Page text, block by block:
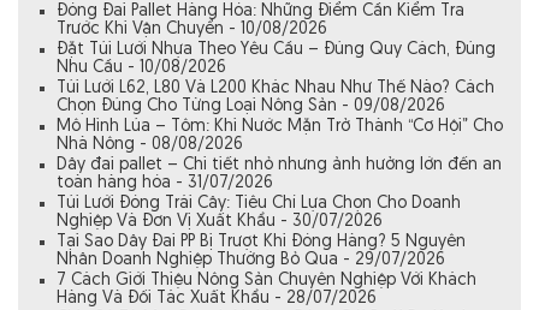
Đóng Đai Pallet Hàng Hóa: Những Điểm Cần Kiểm Tra
Trước Khi Vận Chuyển - 10/08/2026
Đặt Túi Lưới Nhựa Theo Yêu Cầu – Đúng Quy Cách, Đúng
Nhu Cầu - 10/08/2026
Túi Lưới L62, L80 Và L200 Khác Nhau Như Thế Nào? Cách
Chọn Đúng Cho Từng Loại Nông Sản - 09/08/2026
Mô Hình Lúa – Tôm: Khi Nước Mặn Trở Thành “Cơ Hội” Cho
Nhà Nông - 08/08/2026
Dây đai pallet – Chi tiết nhỏ nhưng ảnh hưởng lớn đến an
toàn hàng hóa - 31/07/2026
Túi Lưới Đóng Trái Cây: Tiêu Chí Lựa Chọn Cho Doanh
Nghiệp Và Đơn Vị Xuất Khẩu - 30/07/2026
Tại Sao Dây Đai PP Bị Trượt Khi Đóng Hàng? 5 Nguyên
Nhân Doanh Nghiệp Thường Bỏ Qua - 29/07/2026
7 Cách Giới Thiệu Nông Sản Chuyên Nghiệp Với Khách
Hàng Và Đối Tác Xuất Khẩu - 28/07/2026